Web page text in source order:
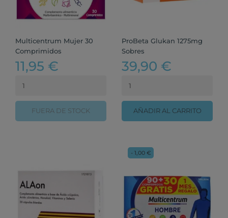
Multicentrum Mujer 30
Comprimidos
11,95 €
FUERA DE STOCK
ProBeta Glukan 1275mg
Sobres
39,90 €
AÑADIR AL CARRITO
- 1,00 €